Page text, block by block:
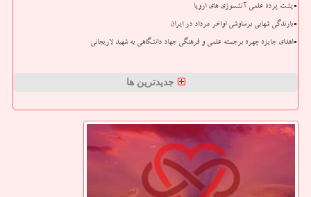
پشت پرده علمی آتشسوزی های اروپا
بارندگی شهابی برساوشی اواخر مرداد در ایران
اهدای جایزه چهره برجسته علمی و فرهنگی جهاد دانشگاهی به شهید لاریجانی
جدیدترین ها